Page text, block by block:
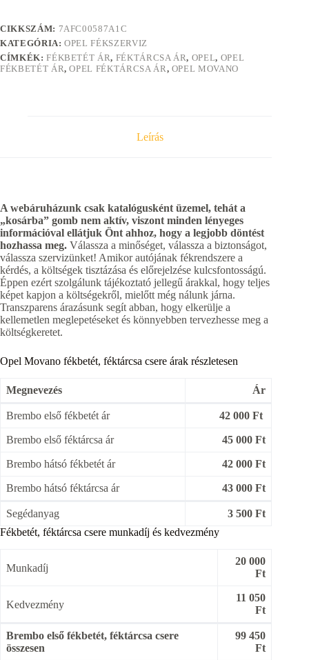
CIKKSZÁM: 7AFC00587A1C
KATEGÓRIA:OPEL FÉKSZERVIZ
CÍMKÉK:FÉKBETÉT ÁR, FÉKTÁRCSA ÁR, OPEL, OPEL
FÉKBETÉT ÁR,OPEL FÉKTÁRCSA ÁR , OPEL MOVANO
Leírás
A webáruházunk csak katalógusként üzemel, tehát a
„kosárba” gomb nem aktív, viszont minden lényeges
információval ellátjuk Önt ahhoz, hogy a legjobb döntést
hozhassa meg. Válassza a minőséget, válassza a biztonságot,
válassza szervizünket! Amikor autójának fékrendszere a
kérdés, a költségek tisztázása és előrejelzése kulcsfontosságú.
Éppen ezért szolgálunk tájékoztató jellegű árakkal, hogy teljes
képet kapjon a költségekről, mielőtt még nálunk járna.
Transzparens árazásunk segít abban, hogy elkerülje a
kellemetlen meglepetéseket és könnyebben tervezhesse meg a
költségkeretet.
Opel Movano fékbetét, féktárcsa csere árak részletesen
Megnevezés Ár
Brembo első fékbetét ár 42 000 Ft
Brembo első féktárcsa ár 45 000 Ft
Brembo hátsó fékbetét ár 42 000 Ft
Brembo hátsó féktárcsa ár 43 000 Ft
Segédanyag
3 500 Ft
Fékbetét, féktárcsa csere munkadíj és kedvezmény
Munkadíj
20 000
Ft
Kedvezmény
11 050
Ft
Brembo első fékbetét, féktárcsa csere
összesen
99 450
Ft